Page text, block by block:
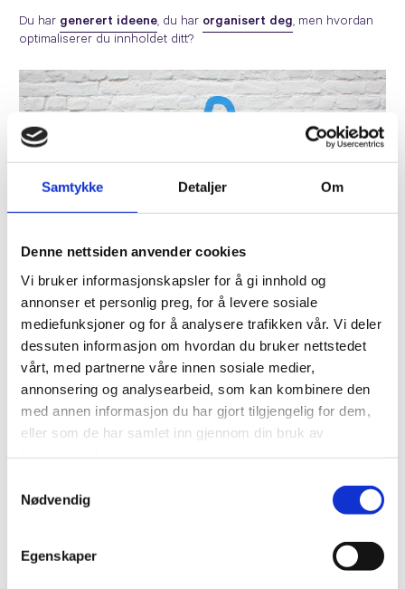
Samtykke Detaljer Om
Denne nettsiden anvender cookies
Vi bruker informasjonskapsler for å gi innhold og
annonser et personlig preg, for å levere sosiale
mediefunksjoner og for å analysere trafikken vår. Vi deler
dessuten informasjon om hvordan du bruker nettstedet
vårt, med partnerne våre innen sosiale medier,
annonsering og analysearbeid, som kan kombinere den
med annen informasjon du har gjort tilgjengelig for dem,
eller som de har samlet inn gjennom din bruk av
Nødvendig
Egenskaper
Du har generert ideene, du har organisert deg, men hvordan
optimaliserer du innholdet ditt?
Bedre innhold med
innholdskalender
For å være mer produktiv, gjøre sjefen glad, nå bedriftens mål og
bygge gode relasjoner (både internt og eksternt) er det viktig å
være strukturert.